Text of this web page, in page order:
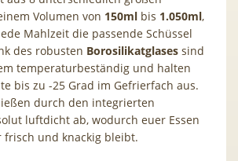
Volumen von 150ml bis 1.050ml,
Mahlzeit die passende Schüssel
des robusten Borosilikatglases sind
temperaturbeständig und halten
bis zu -25 Grad im Gefrierfach aus.
durch den integrierten
luftdicht ab, wodurch euer Essen
und knackig bleibt.